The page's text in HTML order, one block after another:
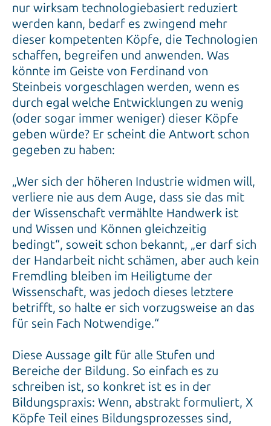
nur wirksam technologiebasiert reduziert
werden kann, bedarf es zwingend mehr
dieser kompetenten Köpfe, die Technologien
schaffen, begreifen und anwenden. Was
könnte im Geiste von Ferdinand von
Steinbeis vorgeschlagen werden, wenn es
durch egal welche Entwicklungen zu wenig
(oder sogar immer weniger) dieser Köpfe
geben würde? Er scheint die Antwort schon
gegeben zu haben:
„Wer sich der höheren Industrie widmen will,
verliere nie aus dem Auge, dass sie das mit
der Wissenschaft vermählte Handwerk ist
und Wissen und Können gleichzeitig
bedingt“, soweit schon bekannt, „er darf sich
der Handarbeit nicht schämen, aber auch kein
Fremdling bleiben im Heiligtume der
Wissenschaft, was jedoch dieses letztere
betrifft, so halte er sich vorzugsweise an das
für sein Fach Notwendige.“
Diese Aussage gilt für alle Stufen und
Bereiche der Bildung. So einfach es zu
schreiben ist, so konkret ist es in der
Bildungspraxis: Wenn, abstrakt formuliert, X
Köpfe Teil eines Bildungsprozesses sind,